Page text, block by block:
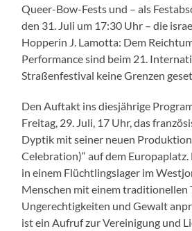
Queer-Bow-Fests und – als
den 31. Juli um 17:30 Uhr – die
Hopperin J. Lamotta: Dem
Performance sind beim 21.
Straßenfestival keine Grenzen
Den Auftakt ins diesjährige
Freitag, 29. Juli, 17 Uhr, das
Dyptik mit seiner neuen
Celebration)“ auf dem Europaplatz.
in einem Flüchtlingslager im
Menschen mit einem traditionellen
Ungerechtigkeiten und Gewalt
ist ein Aufruf zur Vereinigung und